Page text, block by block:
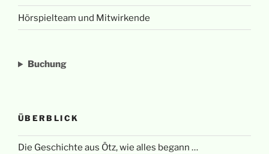
Hörspielteam und Mitwirkende
Buchung
ÜBERBLICK
Die Geschichte aus Ötz, wie alles begann …